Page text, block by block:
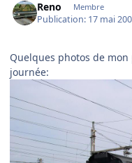
Reno Membre
Publication: 17 mai
Quelques photos de
journée: